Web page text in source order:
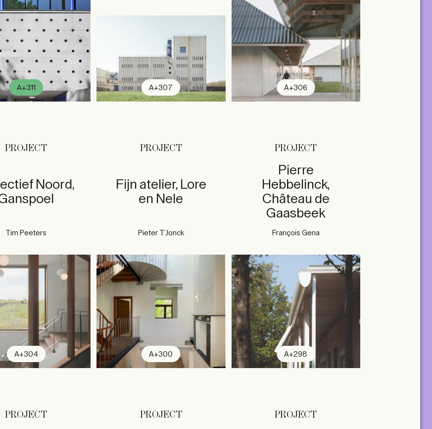
A+311 A+307 A+306
PROJECT
Noord,
Tim Peeters
A+304
PROJECT
Fijn atelier, Lore
en Nele
Pieter T’Jonck
A+300
PROJECT
Pierre
Hebbelinck,
Château de
Gaasbeek
François Gena
A+298
PROJECT PROJECT PROJECT